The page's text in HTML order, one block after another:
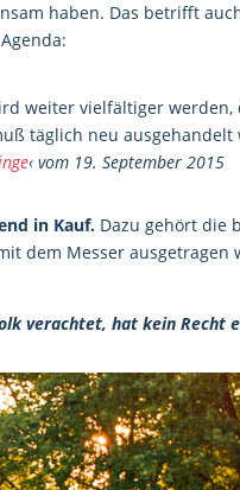
haben. Das betrifft
weiter vielfältiger werden,
täglich neu ausgehandelt
‹ vom 19. September 2015
in Kauf. Dazu gehört die
dem Messer ausgetragen
verachtet, hat kein Recht